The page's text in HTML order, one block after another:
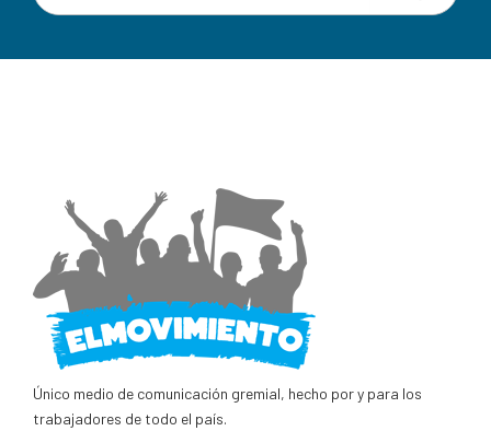
Único medio de comunicación gremial, hecho por y para los
trabajadores de todo el país.